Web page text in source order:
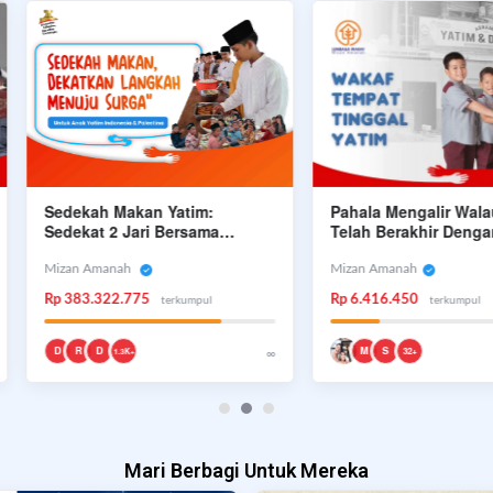
Sedekah Makan Yatim:
Sedekat 2 Jari Bersama
Amanah
383.322.775 terkumpul
D 1.3K+
Pahala Mengalir Walau Usia
Telah Berakhir Dengan
Mizan Amanah
Rp 6.416.450 terkumpul
S 32+
Mari Berbagi Untuk Mereka